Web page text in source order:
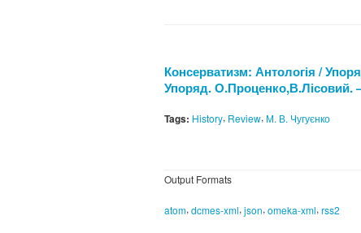
Консерватизм: Антологія /
Упоряд. О.Проценко,В.Лісовий.
Tags: History, Review, М. В. Чугуєнко
Output Formats
atom, dcmes-xml, json, omeka-xml, rss2